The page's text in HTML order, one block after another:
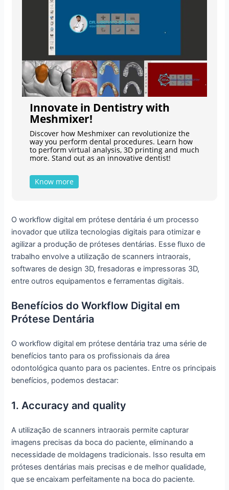
Innovate in Dentistry with
Meshmixer!
Discover how Meshmixer can revolutionize the
way you perform dental procedures. Learn how
to perform virtual analysis, 3D printing and much
more. Stand out as an innovative dentist!
Know more
O workflow digital em prótese dentária é um processo
inovador que utiliza tecnologias digitais para otimizar e
agilizar a produção de próteses dentárias. Esse fluxo de
trabalho envolve a utilização de scanners intraorais,
softwares de design 3D, fresadoras e impressoras 3D,
entre outros equipamentos e ferramentas digitais.
Benefícios do Workflow Digital em
Prótese Dentária
O workflow digital em prótese dentária traz uma série de
benefícios tanto para os profissionais da área
odontológica quanto para os pacientes. Entre os principais
benefícios, podemos destacar:
1. Accuracy and quality
A utilização de scanners intraorais permite capturar
imagens precisas da boca do paciente, eliminando a
necessidade de moldagens tradicionais. Isso resulta em
próteses dentárias mais precisas e de melhor qualidade,
que se encaixam perfeitamente na boca do paciente.